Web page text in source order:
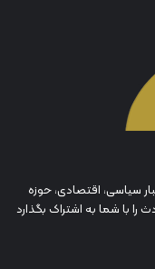
سیاسی، اقتصادی، حوزه
با شما به اشتراک بگذارد